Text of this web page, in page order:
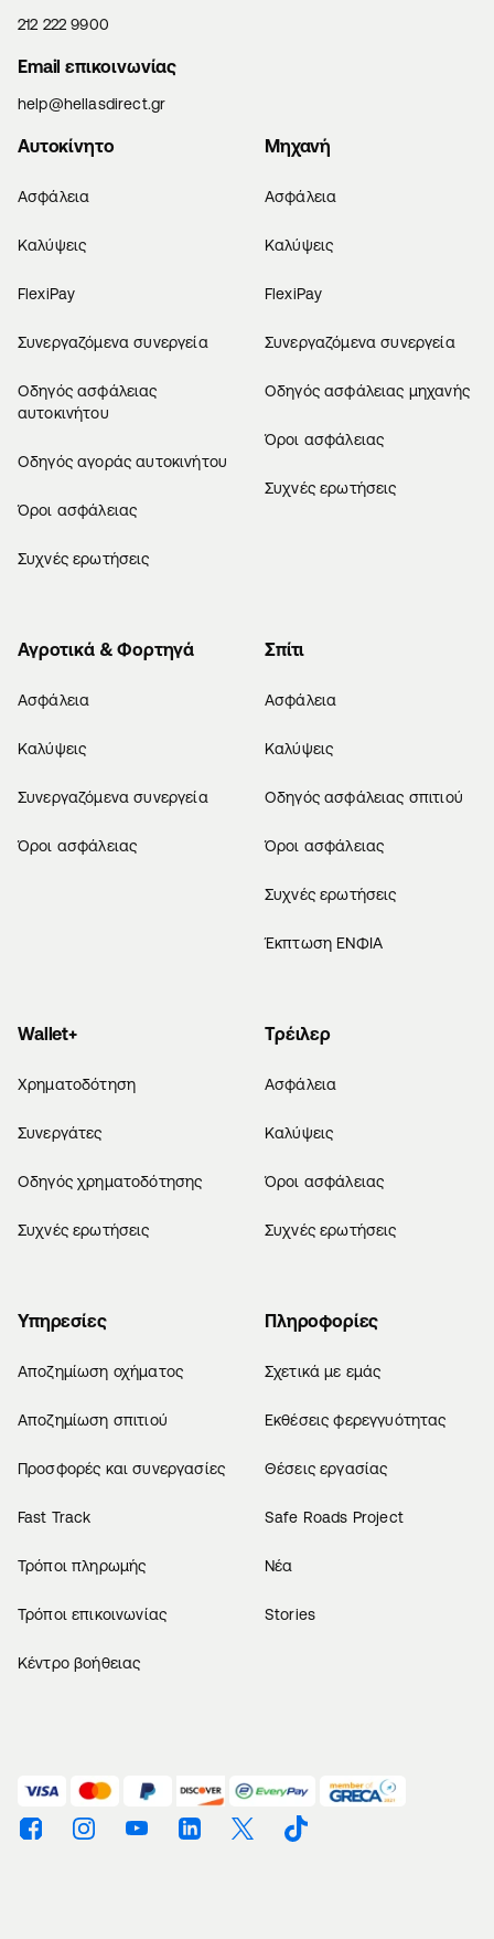
212 222 9900
Email επικοινωνίας
help@hellasdirect.gr
Αυτοκίνητο
Ασφάλεια
Καλύψεις
FlexiPay
Συνεργαζόμενα συνεργεία
Οδηγός ασφάλειας
αυτοκινήτου
Οδηγός αγοράς αυτοκινήτου
Όροι ασφάλειας
Συχνές ερωτήσεις
Μηχανή
Ασφάλεια
Καλύψεις
FlexiPay
Συνεργαζόμενα συνεργεία
Οδηγός ασφάλειας μηχανής
Όροι ασφάλειας
Συχνές ερωτήσεις
Αγροτικά & Φορτηγά
Ασφάλεια
Καλύψεις
Συνεργαζόμενα συνεργεία
Όροι ασφάλειας
Σπίτι
Ασφάλεια
Καλύψεις
Οδηγός ασφάλειας σπιτιού
Όροι ασφάλειας
Συχνές ερωτήσεις
Έκπτωση ΕΝΦΙΑ
Wallet+
Χρηματοδότηση
Συνεργάτες
Οδηγός χρηματοδότησης
Συχνές ερωτήσεις
Τρέιλερ
Ασφάλεια
Καλύψεις
Όροι ασφάλειας
Συχνές ερωτήσεις
Υπηρεσίες
Αποζημίωση οχήματος
Αποζημίωση σπιτιού
Προσφορές και συνεργασίες
Fast Track
Τρόποι πληρωμής
Τρόποι επικοινωνίας
Κέντρο βοήθειας
Πληροφορίες
Σχετικά με εμάς
Εκθέσεις φερεγγυότητας
Θέσεις εργασίας
Safe Roads Project
Νέα
Stories
Βρείτε μας στο Facebook
Βρείτε μας στο Instagram
Βρείτε μας στο Youtube
Βρείτε μας στο Linkedin
Βρείτε μας στο Twitter
Βρείτε μας στο TikTok